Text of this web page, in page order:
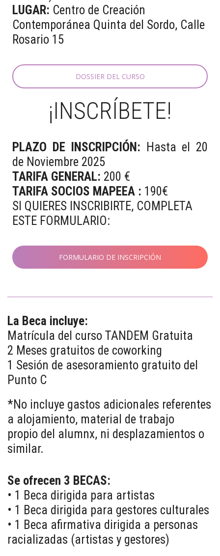
LUGAR: Centro de Creación
Contemporánea Quinta del Sordo, Calle
Rosario 15
DOSSIER DEL CURSO
¡INSCRÍBETE!
PLAZO DE INSCRIPCIÓN: Hasta el 20
de Noviembre 2025
TARIFA GENERAL: 200 €
TARIFA SOCIOS MAPEEA : 190€
SI QUIERES INSCRIBIRTE, COMPLETA
ESTE FORMULARIO:
FORMULARIO DE INSCRIPCIÓN
La Beca incluye:
Matrícula del curso TANDEM Gratuita
2 Meses gratuitos de coworking
1 Sesión de asesoramiento gratuito del
Punto C
*No incluye gastos adicionales referentes
a alojamiento, material de trabajo
propio del alumnx, ni desplazamientos o
similar.
Se ofrecen 3 BECAS:
• 1 Beca dirigida para artistas
• 1 Beca dirigida para gestores culturales
• 1 Beca afirmativa dirigida a personas
racializadas (artistas y gestores)